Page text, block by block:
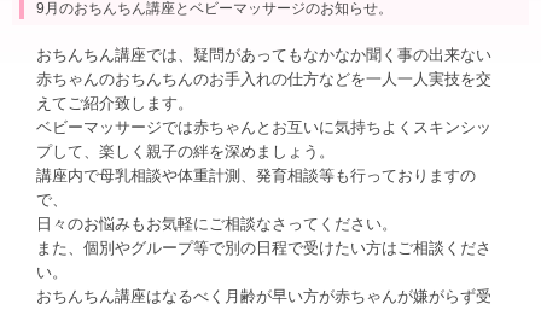
9月のおちんちん講座とベビーマッサージのお知らせ。
おちんちん講座では、疑問があってもなかなか聞く事の出来ない
赤ちゃんのおちんちんのお手入れの仕方などを一人一人実技を交
えてご紹介致します。
ベビーマッサージでは赤ちゃんとお互いに気持ちよくスキンシッ
プして、楽しく親子の絆を深めましょう。
講座内で母乳相談や体重計測、発育相談等も行っておりますの
で、
日々のお悩みもお気軽にご相談なさってください。
また、個別やグループ等で別の日程で受けたい方はご相談くださ
い。
おちんちん講座はなるべく月齢が早い方が赤ちゃんが嫌がらず受